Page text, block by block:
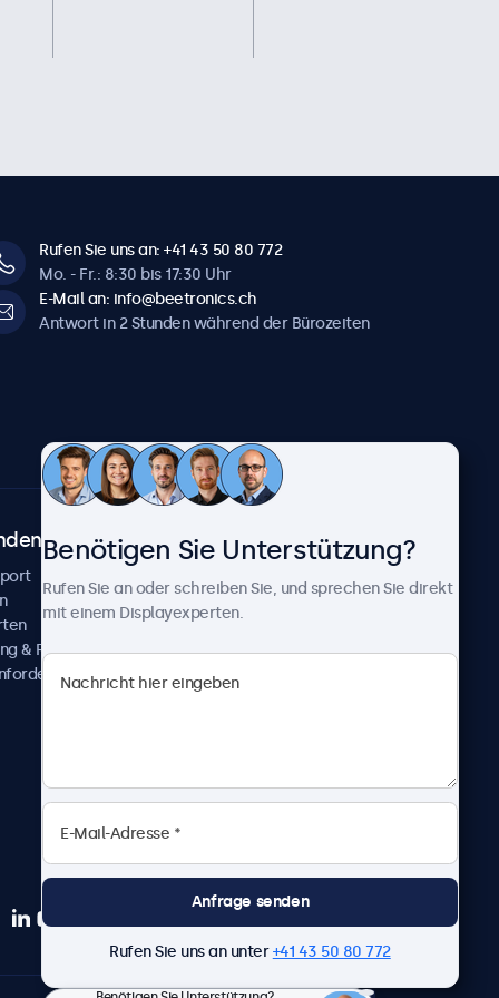
Rufen Sie uns an: +41 43 50 80 772
Mo. - Fr.: 8:30 bis 17:30 Uhr
E-Mail an: info@beetronics.ch
Antwort in 2 Stunden während der Bürozeiten
& Reparatur
Über Beetronics
Neuigkeiten und Updates
Über uns
Karriere
Geschäftsbedingungen
Benötigen Sie Unterstützung?
Rufen Sie an oder schreiben Sie, und sprechen Sie direkt
mit einem Displayexperten.
Anfrage senden
Rufen Sie uns an unter+41 43 50 80 772